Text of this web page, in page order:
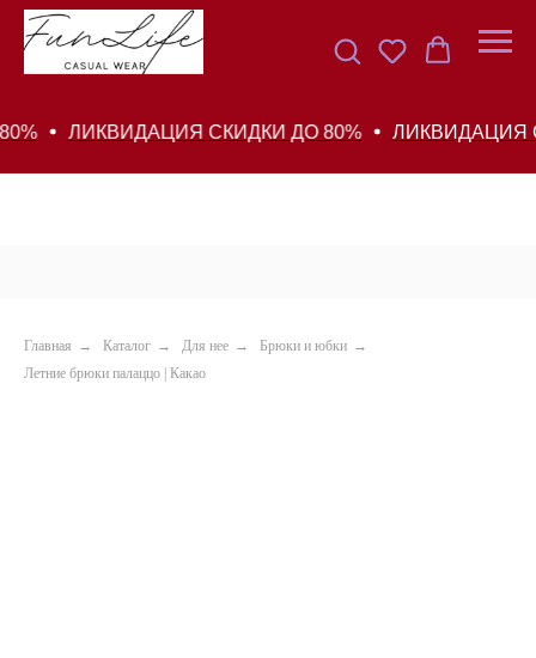
ЛИКВИДАЦИЯ СКИДКИ ДО 80% ЛИКВИДАЦИЯ
Главная → Каталог → Для нее → Брюки и юбки →
Летние брюки палаццо | Какао